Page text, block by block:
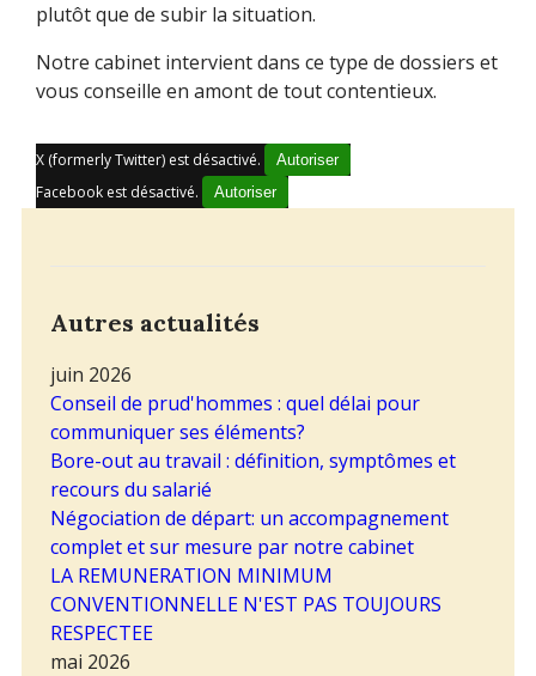
plutôt que de subir la situation.
Notre cabinet intervient dans ce type de dossiers et
vous conseille en amont de tout contentieux.
X (formerly Twitter) est désactivé. Autoriser
Facebook est désactivé. Autoriser
Autres actualités
juin 2026
Conseil de prud'hommes : quel délai pour
communiquer ses éléments?
Bore-out au travail : définition, symptômes et
recours du salarié
Négociation de départ: un accompagnement
complet et sur mesure par notre cabinet
LA REMUNERATION MINIMUM
CONVENTIONNELLE N'EST PAS TOUJOURS
RESPECTEE
mai 2026